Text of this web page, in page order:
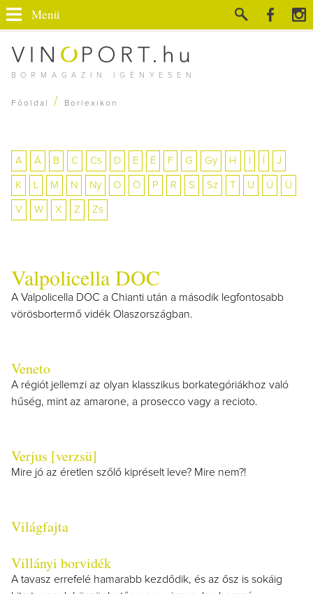
BORMAGAZIN IGÉNYESEN
Menü
Főoldal / Borlexikon
A Á B C Cs D E É F G Gy H J
K L M N Ny O Ö P R S Sz T U Ú Ü
V W X Z Zs
Valpolicella DOC
A Valpolicella DOC a Chianti után a második legfontosabb
vörösbortermő vidék Olaszországban.
Veneto
A régiót jellemzi az olyan klasszikus borkategóriákhoz való
hűség, mint az amarone, a prosecco vagy a recioto.
Verjus [verzsü]
Mire jó az éretlen szőlő kipréselt leve? Mire nem?!
Világfajta
Villányi borvidék
A tavasz errefelé hamarabb kezdődik, és az ősz is sokáig